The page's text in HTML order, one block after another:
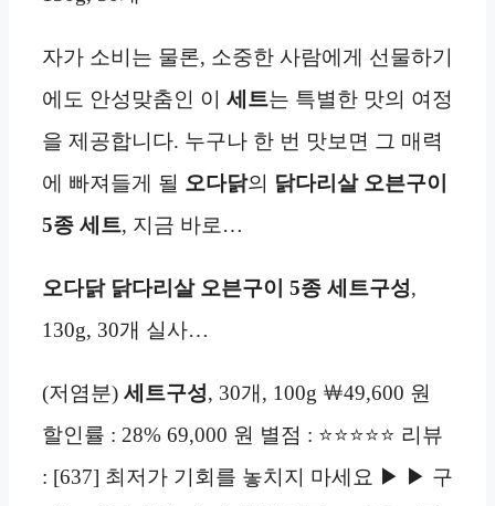
자가 소비는 물론, 소중한 사람에게 선물하기
에도 안성맞춤인 이 세트는 특별한 맛의 여정
을 제공합니다. 누구나 한 번 맛보면 그 매력
에 빠져들게 될 오다닭의 닭다리살 오븐구이
5종 세트, 지금 바로…
오다닭 닭다리살 오븐구이 5종 세트구성,
130g, 30개 실사…
(저염분) 세트구성, 30개, 100g ￦49,600 원
할인률 : 28% 69,000 원 별점 : ⭐⭐⭐⭐⭐ 리뷰
: [637] 최저가 기회를 놓치지 마세요 ▶ ▶ 구